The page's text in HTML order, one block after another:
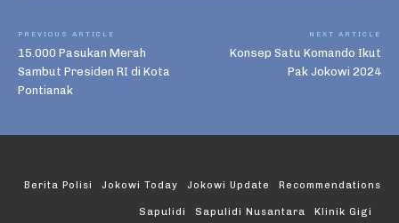
PREVIOUS ARTICLE
15.000 Pasukan Merah
Sambut Presiden RI di Kota
Pontianak
NEXT ARTICLE
Konsep Satu Komando Ikut
Pak Jokowi 2024
Berita Polisi Jokowi Today Jokowi Update Recommendations
Sapulidi Sapulidi Nusantara Klinik Gigi